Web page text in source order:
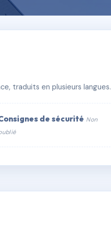
traduits en plusieurs langues.
de sécurité Non